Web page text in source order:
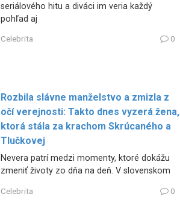
seriálového hitu a diváci im veria každý
pohľad aj
Celebrita 0
Rozbila slávne manželstvo a zmizla z
očí verejnosti: Takto dnes vyzerá žena,
ktorá stála za krachom Skrúcaného a
Tlučkovej
Nevera patrí medzi momenty, ktoré dokážu
zmeniť životy zo dňa na deň. V slovenskom
Celebrita 0